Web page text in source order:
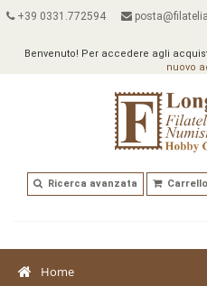
+39 0331.772594
Benvenuto! Per accedere agli
nuovo
Ricerca avanzata Carrello
Home